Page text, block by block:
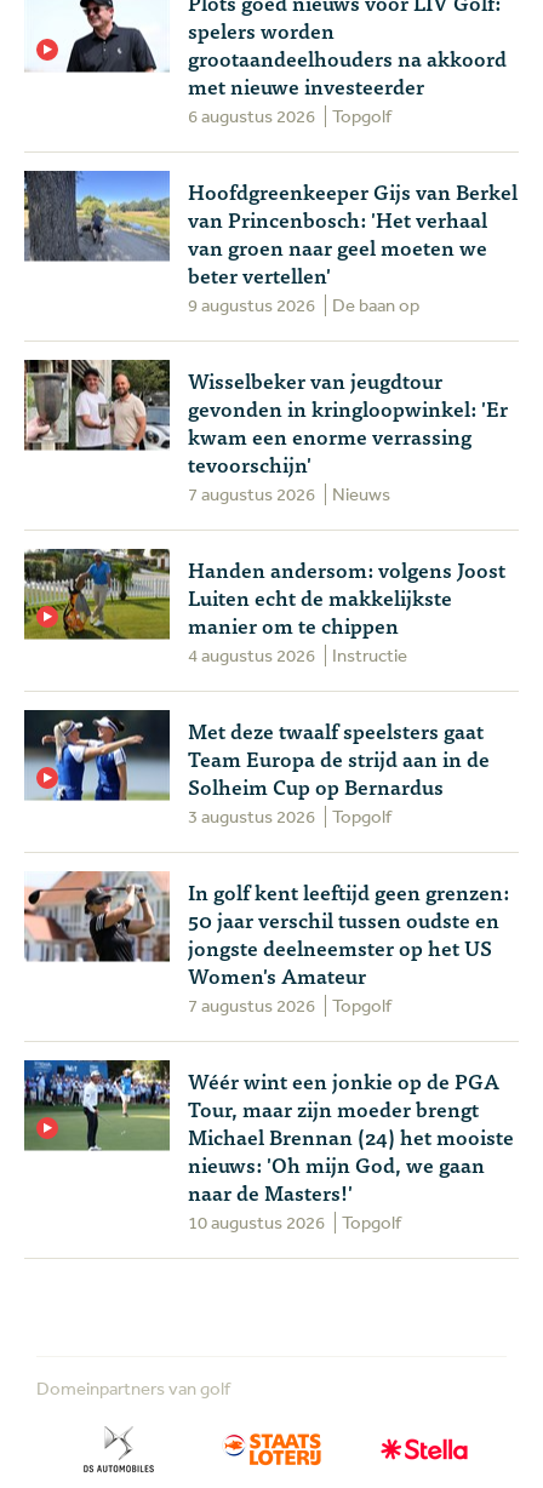
spelers worden
grootaandeelhouders na akkoord
met nieuwe investeerder
6 augustus 2026 Topgolf
Hoofdgreenkeeper Gijs van Berkel
van Princenbosch: 'Het verhaal
van groen naar geel moeten we
beter vertellen'
9 augustus 2026 De baan op
Wisselbeker van jeugdtour
gevonden in kringloopwinkel: 'Er
kwam een enorme verrassing
tevoorschijn'
7 augustus 2026 Nieuws
Handen andersom: volgens Joost
Luiten echt de makkelijkste
manier om te chippen
4 augustus 2026 Instructie
Met deze twaalf speelsters gaat
Team Europa de strijd aan in de
Solheim Cup op Bernardus
3 augustus 2026 Topgolf
In golf kent leeftijd geen grenzen:
50 jaar verschil tussen oudste en
jongste deelneemster op het US
Women's Amateur
7 augustus 2026 Topgolf
Wéér wint een jonkie op de PGA
Tour, maar zijn moeder brengt
Michael Brennan (24) het mooiste
nieuws: 'Oh mijn God, we gaan
naar de Masters!'
10 augustus 2026 Topgolf
Domeinpartners van golf